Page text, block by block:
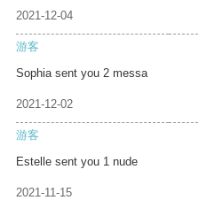
2021-12-04
游客
Sophia sent you 2 messa
2021-12-02
游客
Estelle sent you 1 nude
2021-11-15